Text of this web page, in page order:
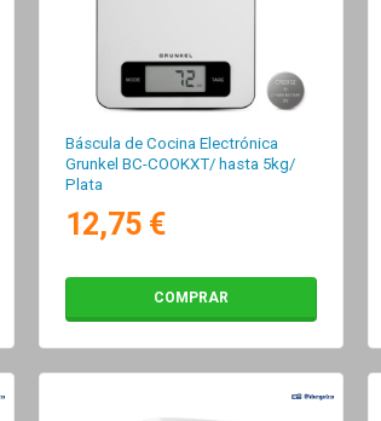
Báscula de Cocina Electrónica
Grunkel BC-COOKXT/ hasta 5kg/
Plata
12,75 €
COMPRAR